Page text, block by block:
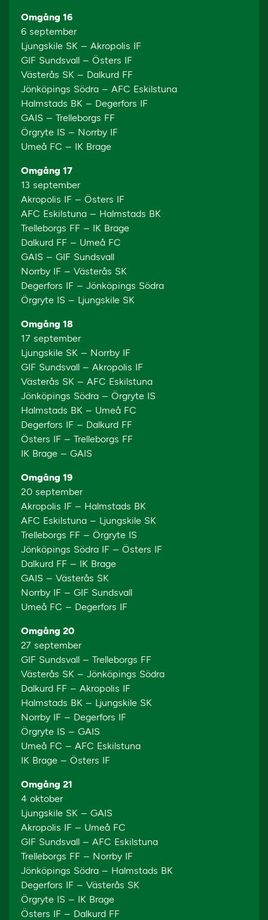
Omgång 16
6 september
Ljungskile SK – Akropolis IF
GIF Sundsvall – Östers IF
Västerås SK – Dalkurd FF
Jönköpings Södra – AFC Eskilstuna
Halmstads BK – Degerfors IF
GAIS – Trelleborgs FF
Örgryte IS – Norrby IF
Umeå FC – IK Brage
Omgång 17
13 september
Akropolis IF – Östers IF
AFC Eskilstuna – Halmstads BK
Trelleborgs FF – IK Brage
Dalkurd FF – Umeå FC
GAIS – GIF Sundsvall
Norrby IF – Västerås SK
Degerfors IF – Jönköpings Södra
Örgryte IS – Ljungskile SK
Omgång 18
17 september
Ljungskile SK – Norrby IF
GIF Sundsvall – Akropolis IF
Västerås SK – AFC Eskilstuna
Jönköpings Södra – Örgryte IS
Halmstads BK – Umeå FC
Degerfors IF – Dalkurd FF
Östers IF – Trelleborgs FF
IK Brage – GAIS
Omgång 19
20 september
Akropolis IF – Halmstads BK
AFC Eskilstuna – Ljungskile SK
Trelleborgs FF – Örgryte IS
Jönköpings Södra IF – Östers IF
Dalkurd FF – IK Brage
GAIS – Västerås SK
Norrby IF – GIF Sundsvall
Umeå FC – Degerfors IF
Omgång 20
27 september
GIF Sundsvall – Trelleborgs FF
Västerås SK – Jönköpings Södra
Dalkurd FF – Akropolis IF
Halmstads BK – Ljungskile SK
Norrby IF – Degerfors IF
Örgryte IS – GAIS
Umeå FC – AFC Eskilstuna
IK Brage – Östers IF
Omgång 21
4 oktober
Ljungskile SK – GAIS
Akropolis IF – Umeå FC
GIF Sundsvall – AFC Eskilstuna
Trelleborgs FF – Norrby IF
Jönköpings Södra – Halmstads BK
Degerfors IF – Västerås SK
Örgryte IS – IK Brage
Östers IF – Dalkurd FF